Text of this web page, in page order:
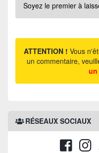
Soyez le premier à
ATTENTION ! Vous
un commentaire,
un
RÉSEAUX SOCIAUX